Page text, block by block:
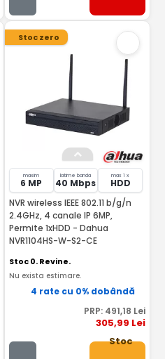
Stoc zero
maxim
6 MP
latime banda
40 Mbps
max 1 x
HDD
NVR wireless IEEE 802.11 b/g/n
2.4GHz, 4 canale IP 6MP,
Permite 1xHDD - Dahua
NVR1104HS-W-S2-CE
Stoc 0. Revine.
Nu exista estimare.
4 rate cu 0% dobândă
PRP: 491,18 Lei
305,99 Lei
Stoc